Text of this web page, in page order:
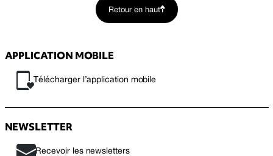
Retour en haut
APPLICATION MOBILE
Télécharger l’application mobile
NEWSLETTER
Recevoir les newsletters